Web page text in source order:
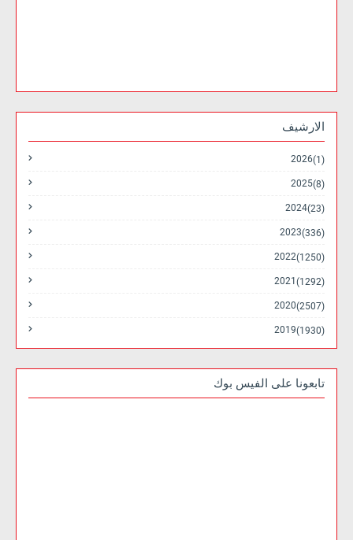
الارشيف
2026 (1)
2025 (8)
2024 (23)
2023 (336)
2022 (1250)
2021 (1292)
2020 (2507)
2019 (1930)
تابعونا على الفيس بوك